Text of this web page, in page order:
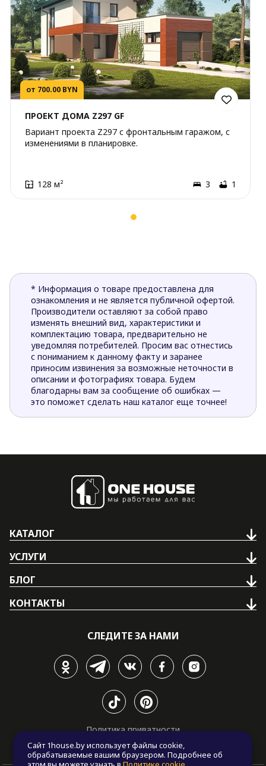
от 700.00 BYN
ПРОЕКТ ДОМА Z297 GF
Вариант проекта Z297 с фронтальным гаражом, с
изменениями в планировке.
128 м² 3 1
* Информация о товаре предоставлена для
ознакомления и не является публичной офертой.
Производители оставляют за собой право
изменять внешний вид, характеристики и
комплектацию товара, предварительно не
уведомляя потребителей. Просим вас отнестись
с пониманием к данному факту и заранее
приносим извинения за возможные неточности в
описании и фотографиях товара. Будем
благодарны вам за сообщение об ошибках —
это поможет сделать наш каталог еще точнее!
КАТАЛОГ
УСЛУГИ
БЛОГ
КОНТАКТЫ
СЛЕДИТЕ ЗА НАМИ
Политика приватности
Политика cookie
Сайт 1house.by использует файлы cookie,
обрабатываемые вашим браузером. Подробнее об